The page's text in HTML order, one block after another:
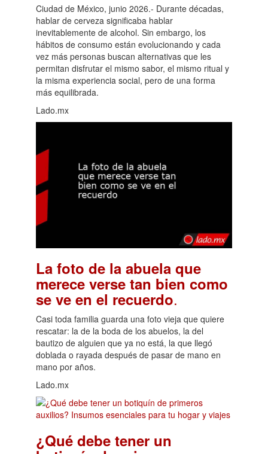
Ciudad de México, junio 2026.- Durante décadas,
hablar de cerveza significaba hablar
inevitablemente de alcohol. Sin embargo, los
hábitos de consumo están evolucionando y cada
vez más personas buscan alternativas que les
permitan disfrutar el mismo sabor, el mismo ritual y
la misma experiencia social, pero de una forma
más equilibrada.
Lado.mx
La foto de la abuela que
merece verse tan bien como
se ve en el recuerdo.
Casi toda familia guarda una foto vieja que quiere
rescatar: la de la boda de los abuelos, la del
bautizo de alguien que ya no está, la que llegó
doblada o rayada después de pasar de mano en
mano por años.
Lado.mx
¿Qué debe tener un